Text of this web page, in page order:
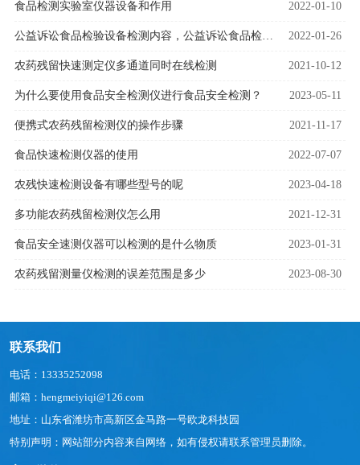
食品检测实验室仪器设备和作用 2022-01-10
公益诉讼食品检验设备检测内容，公益诉讼食品检验设备用处 2022-01-26
农药残留快速测定仪多通道同时在线检测 2021-10-12
为什么要使用食品安全检测仪进行食品安全检测？ 2023-05-11
便携式农药残留检测仪的操作步骤 2021-11-17
食品快速检测仪器的使用 2022-07-07
农残快速检测设备有哪些型号的呢 2023-04-18
多功能农药残留检测仪怎么用 2021-12-31
食品安全速测仪器可以检测的是什么物质 2023-01-31
农药残留测量仪检测的误差范围是多少 2023-08-30
联系我们
电话：13335252098
邮箱：hengmeiyiqi@126.com
地址：山东省潍坊市高新区金马路一号欧龙科技园
特别声明：网站部分内容来自网络，如有侵权请联系管理员删除。